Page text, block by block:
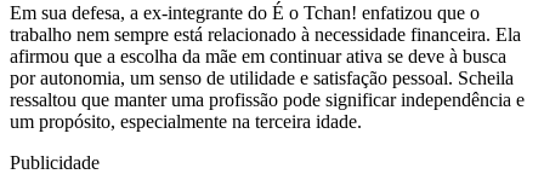
Em sua defesa, a ex-integrante do É o Tchan! enfatizou que o
trabalho nem sempre está relacionado à necessidade financeira. Ela
afirmou que a escolha da mãe em continuar ativa se deve à busca
por autonomia, um senso de utilidade e satisfação pessoal. Scheila
ressaltou que manter uma profissão pode significar independência e
um propósito, especialmente na terceira idade.
Publicidade